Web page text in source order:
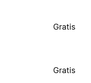
Gratis
Gratis